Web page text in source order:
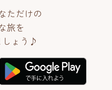
ただけの
旅を
しょう♪